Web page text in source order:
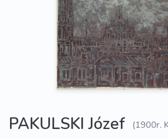
PAKULSKI Józef
(1900r.